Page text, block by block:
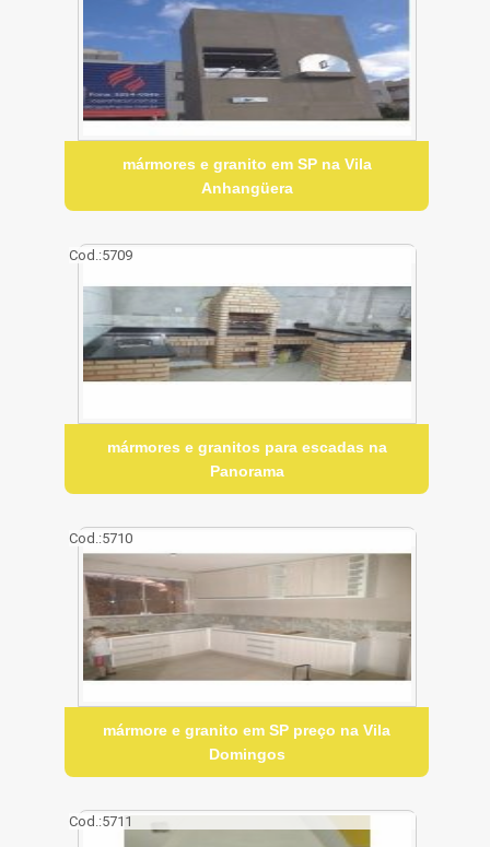
mármores e granito em SP na Vila
Anhangüera
Cod.:5709
mármores e granitos para escadas na
Panorama
Cod.:5710
mármore e granito em SP preço na Vila
Domingos
Cod.:5711